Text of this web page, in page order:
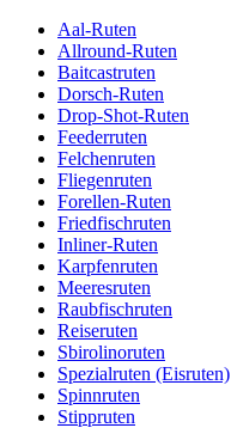
Aal-Ruten
Allround-Ruten
Baitcastruten
Dorsch-Ruten
Drop-Shot-Ruten
Feederruten
Felchenruten
Fliegenruten
Forellen-Ruten
Friedfischruten
Inliner-Ruten
Karpfenruten
Meeresruten
Raubfischruten
Reiseruten
Sbirolinoruten
Spezialruten (Eisruten)
Spinnruten
Stippruten